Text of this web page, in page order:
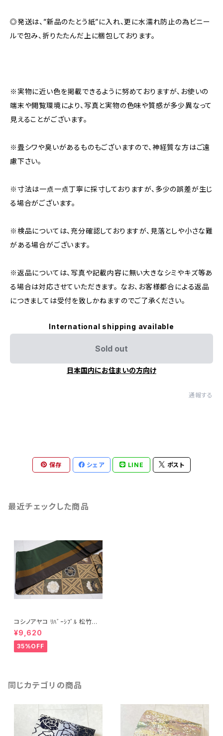
◎発送は、”新品のたとう紙”に入れ、更に水濡れ防止の為ビニー
ルで包み、折りたたんだ上に梱包しております。
※実物に近い色を掲載できるように努めておりますが、お使いの
端末や閲覧環境により、写真と実物の色味や質感が多少異なって
見えることがございます。
※畳シワや臭いがあるものもございますので、神経質な方はご遠
慮下さい。
※寸法は一点一点丁寧に採寸しておりますが、多少の誤差が生じ
る場合がございます。
※検品については、充分確認しておりますが、見落としや小さな難
がある場合がございます。
※返品については、写真や記載内容に無い大きなシミやキズ等あ
る場合は対応させていただきます。 なお、お客様都合による返品
につきましては受付を致しかねますのでご了承ください。
International shipping available
Sold out
日本国内にお住まいの方向け
通報する
保存 シェア LINE ポスト
最近チェックした商品
コシノアヤコ ﾘﾊﾞｰｼﾌﾞﾙ 松竹梅
市松 袋帯 金糸 178
¥9,620
35%OFF
同じカテゴリの商品